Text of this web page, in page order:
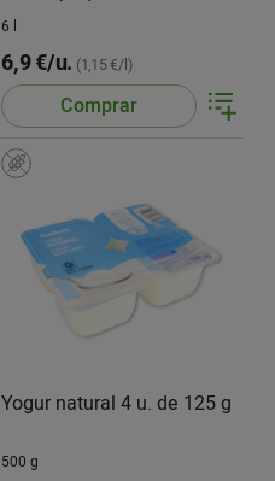
6 l
6,9 €/u. (1,15 €/l)
Comprar
Yogur natural 4 u. de 125 g
500 g